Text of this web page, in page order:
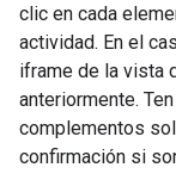
clic en cada
actividad. En el
iframe de la vista
anteriormente.
complementos
confirmación si